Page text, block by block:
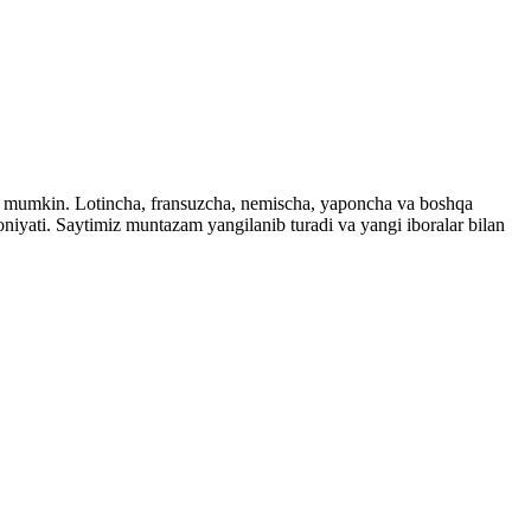
Lotincha, fransuzcha, nemischa, yaponcha va boshqa
Saytimiz muntazam yangilanib turadi va yangi iboralar bilan